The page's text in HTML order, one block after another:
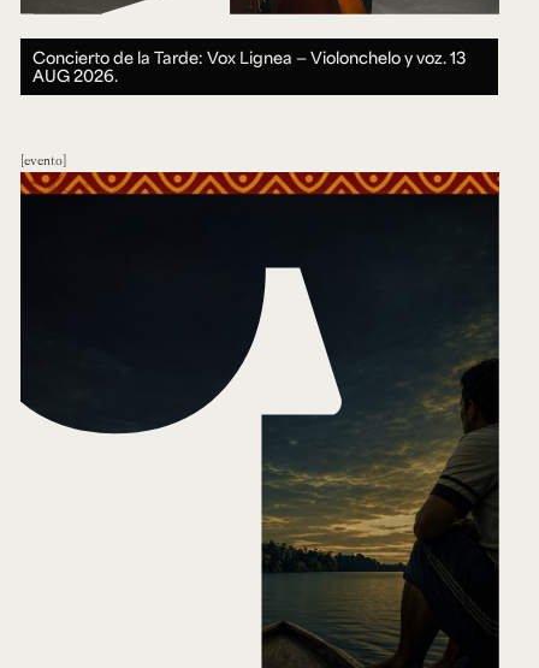
Concierto de la Tarde: Vox Lignea — Violonchelo y voz.13
AUG 2026.
evento